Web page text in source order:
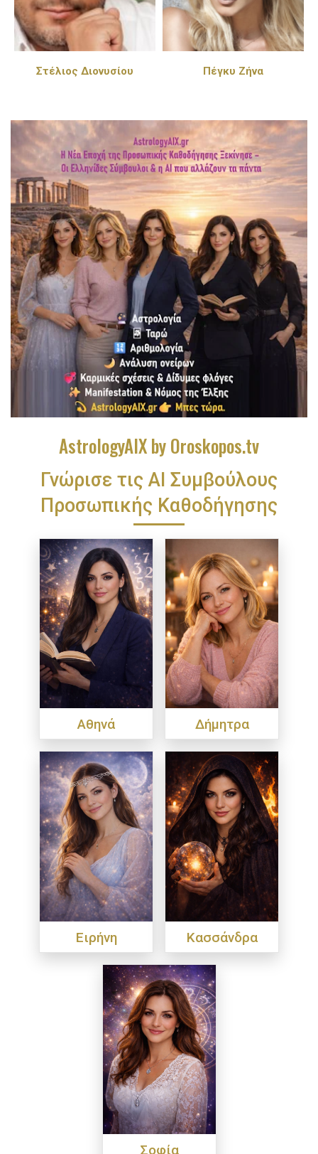
Στέλιος Διονυσίου Πέγκυ Ζήνα
AstrologyAIX by Oroskopos.tv
Γνώρισε τις ΑΙ Συμβούλους
Προσωπικής Καθοδήγησης
Αθηνά Δήμητρα
Ειρήνη Κασσάνδρα
Σοφία